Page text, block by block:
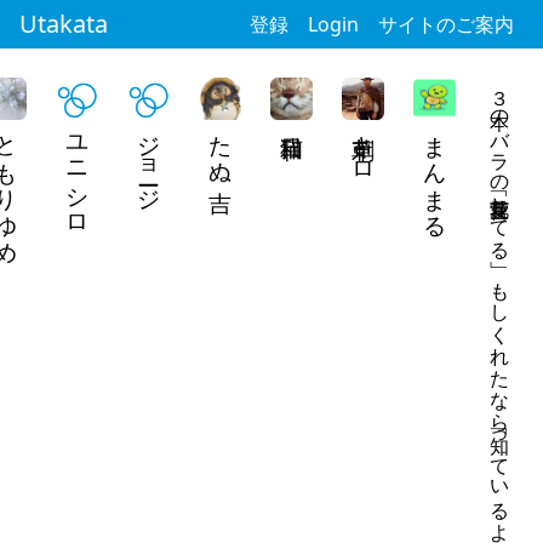
Utakata 登録 Login サイトのご案内
３本のバラの花言葉「愛してる」 もしくれたなら「知っているよ」と
まんまる
刺草キロ
たぬ吉
ジョージ
ユニシロ
め